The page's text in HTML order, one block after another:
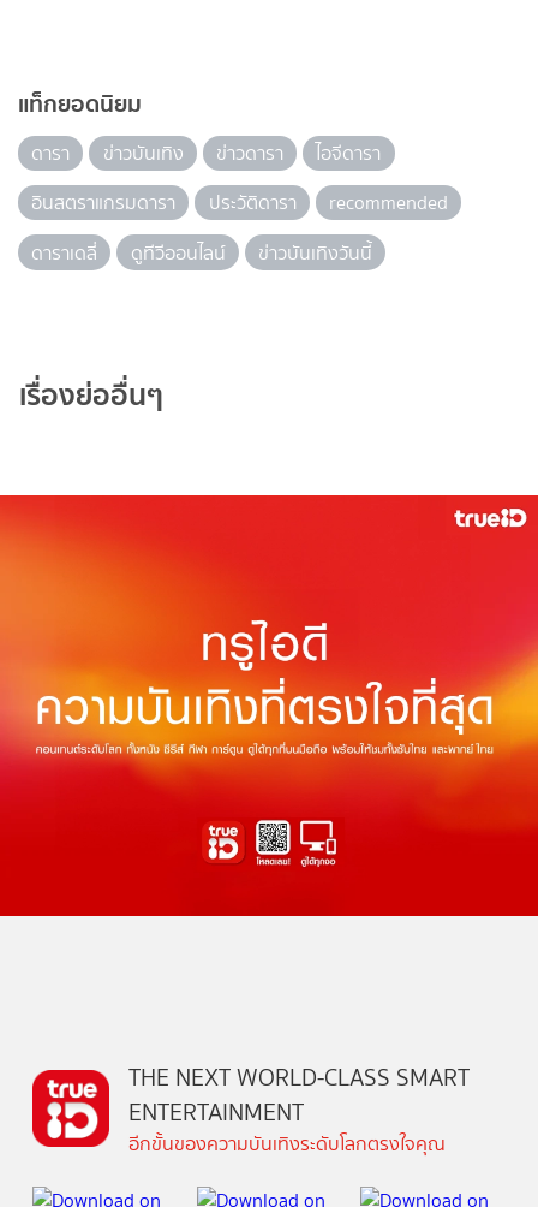
แท็กยอดนิยม
ดารา ข่าวบันเทิง ข่าวดารา
ไอจีดารา
อินสตราแกรมดารา
ประวัติดารา
recommended
ดาราเดลี่
ดูทีวีออนไลน์ ข่าวบันเทิงวันนี้
เรื่องย่ออื่นๆ
THE NEXT WORLD-CLASS SMART
ENTERTAINMENT
อีกขั้นของความบันเทิงระดับโลกตรงใจคุณ